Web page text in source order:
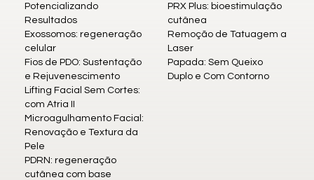
Potencializando
Resultados
Exossomos: regeneração
celular
Fios de PDO: Sustentação
e Rejuvenescimento
Lifting Facial Sem Cortes:
com Atria II
Microagulhamento Facial:
Renovação e Textura da
Pele
PDRN: regeneração
cutânea com base
PRX Plus: bioestimulação
cutânea
Remoção de Tatuagem a
Laser
Papada: Sem Queixo
Duplo e Com Contorno